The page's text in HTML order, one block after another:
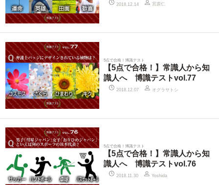
2018.12.14 宮原仁
5点で合格！博識テスト
【5点で合格！】常識人から知
識人へ 博識テストvol.77
2018.12.07 オグラサトシ
5点で合格！博識テスト
【5点で合格！】常識人から知
識人へ 博識テストvol.76
2018.11.30 Yoshida